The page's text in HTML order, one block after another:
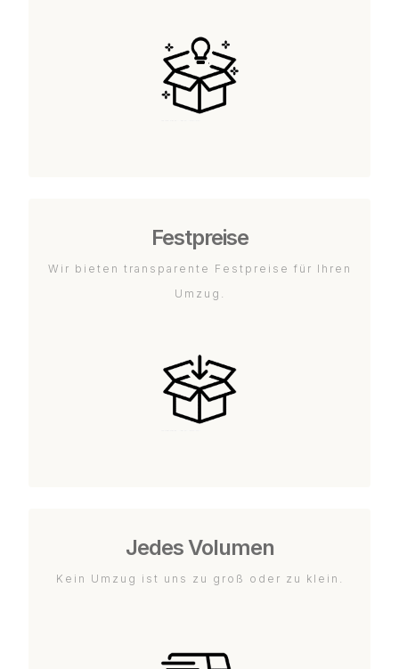
Festpreise
Wir bieten transparente Festpreise für Ihren
Umzug.
Jedes Volumen
Kein Umzug ist uns zu groß oder zu klein.